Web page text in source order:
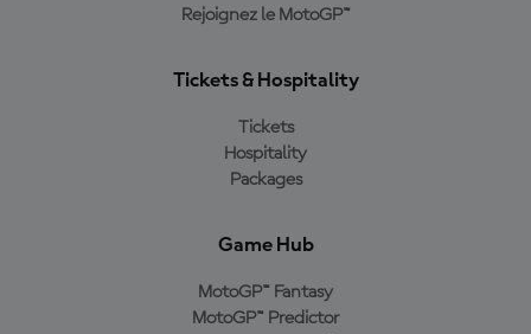
Rejoignez le MotoGP™
Tickets & Hospitality
Tickets
Hospitality
Packages
Game Hub
MotoGP™ Fantasy
MotoGP™ Predictor